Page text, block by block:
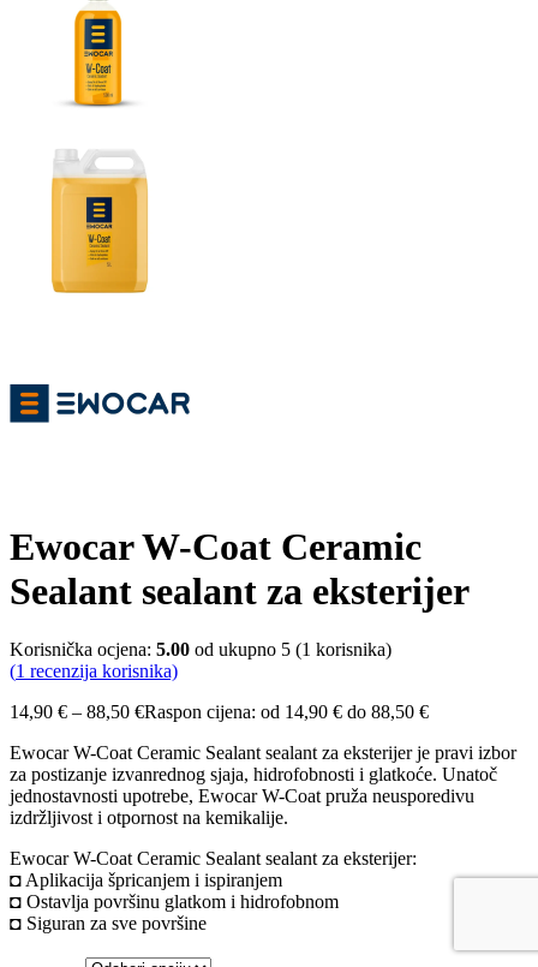
Ewocar W-Coat Ceramic
Sealant sealant za eksterijer
Korisnička ocjena: 5.00 od ukupno 5 (1 korisnika)
(1 recenzija korisnika)
14,90 € – 88,50 €Raspon cijena: od 14,90 € do 88,50 €
Ewocar W-Coat Ceramic Sealant sealant za eksterijer je pravi izbor
za postizanje izvanrednog sjaja, hidrofobnosti i glatkoće. Unatoč
jednostavnosti upotrebe, Ewocar W-Coat pruža neusporedivu
izdržljivost i otpornost na kemikalije.
Ewocar W-Coat Ceramic Sealant sealant za eksterijer:
◘ Aplikacija špricanjem i ispiranjem
◘ Ostavlja površinu glatkom i hidrofobnom
◘ Siguran za sve površine